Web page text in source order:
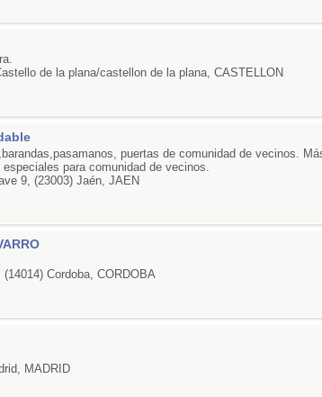
de la plana/castellon de la plana, CASTELLON
puertas de comunidad de vecinos.
para comunidad de vecinos.
9, (23003) Jaén, JAEN
Cordoba, CORDOBA
MADRID